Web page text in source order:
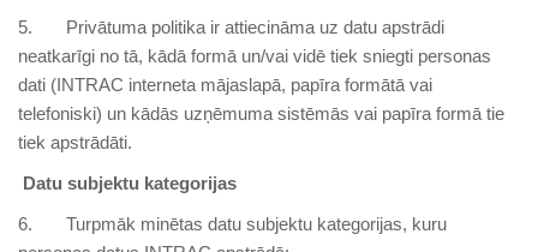
5. Privātuma politika ir attiecināma uz datu apstrādi
neatkarīgi no tā, kādā formā un/vai vidē tiek sniegti personas
dati (INTRAC interneta mājaslapā, papīra formātā vai
telefoniski) un kādās uzņēmuma sistēmās vai papīra formā tie
tiek apstrādāti.
Datu subjektu kategorijas
6. Turpmāk minētas datu subjektu kategorijas, kuru